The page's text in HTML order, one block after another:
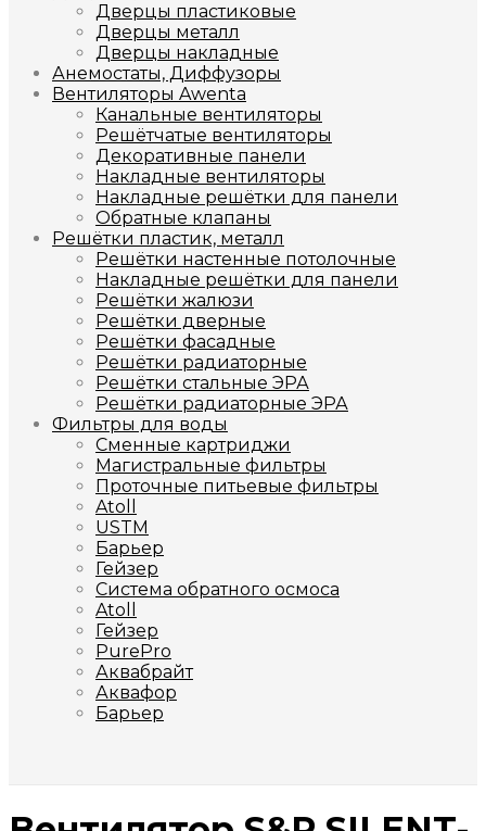
Дверцы пластиковые
Дверцы металл
Дверцы накладные
Анемостаты, Диффузоры
Вентиляторы Awenta
Канальные вентиляторы
Решётчатые вентиляторы
Декоративные панели
Накладные вентиляторы
Накладные решётки для панели
Обратные клапаны
Решётки пластик, металл
Решётки настенные потолочные
Накладные решётки для панели
Решётки жалюзи
Решётки дверные
Решётки фасадные
Решётки радиаторные
Решётки стальные ЭРА
Решётки радиаторные ЭРА
Фильтры для воды
Сменные картриджи
Магистральные фильтры
Проточные питьевые фильтры
Atoll
USTM
Барьер
Гейзер
Система обратного осмоса
Atoll
Гейзер
PurePro
Аквабрайт
Аквафор
Барьер